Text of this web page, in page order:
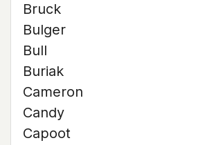
Bruck
Bulger
Bull
Buriak
Cameron
Candy
Capoot